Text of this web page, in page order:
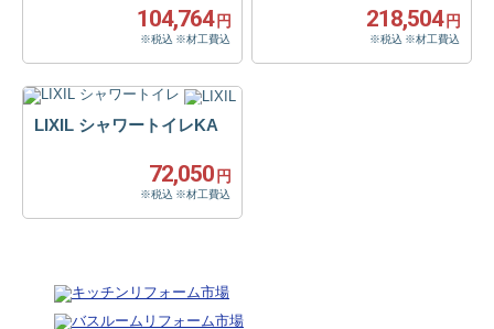
104,764円
※税込 ※材工費込
218,504円
※税込 ※材工費込
LIXIL シャワートイレKA
72,050円
※税込 ※材工費込